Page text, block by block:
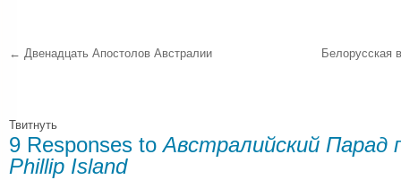
← Двенадцать Апостолов Австралии Белорусская
Твитнуть
9 Responses toАвстралийский Парад
Phillip Island